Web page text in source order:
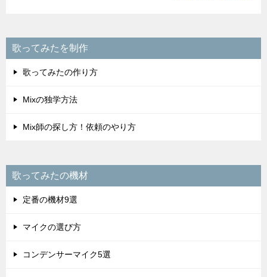
歌ってみたを制作
歌ってみたの作り方
Mixの独学方法
Mix師の探し方！依頼のやり方
歌ってみたの機材
定番の機材9選
マイクの選び方
コンデンサーマイク5選